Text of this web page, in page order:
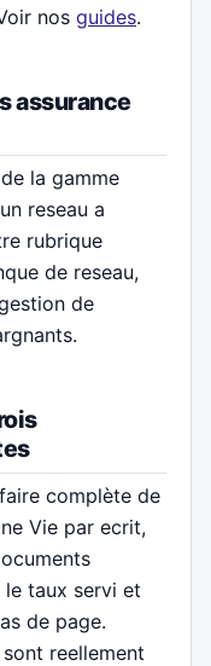
nos guides.
assurance
la gamme
reseau a
rubrique
de reseau,
de
complète de
Vie par ecrit,
taux servi et
de page.
reellement